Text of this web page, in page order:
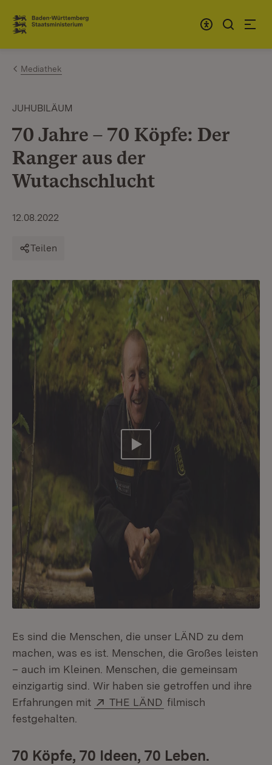
Zum Inhalt springen
Link zur Startseite
Mediathek
JUHUBILÄUM
70 Jahre – 70 Köpfe: Der
Ranger aus der
Wutachschlucht
12.08.2022
Teilen
Video abspielen
Es sind die Menschen, die unser LÄND zu dem
machen, was es ist. Menschen, die Großes leisten
– auch im Kleinen. Menschen, die gemeinsam
einzigartig sind. Wir haben sie getroffen und ihre
Erfahrungen mit
Extern:
THE LÄND (Öffnet in neuem
filmisch
festgehalten.
70 Köpfe, 70 Ideen, 70 Leben.